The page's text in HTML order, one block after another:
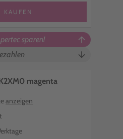
KAUFEN
sparen! arrow_upward
arrow_downward
magenta
anzeigen